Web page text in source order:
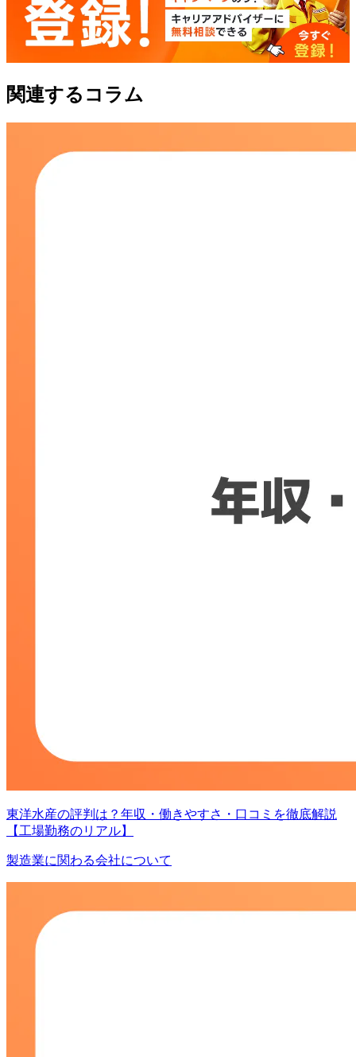
関連するコラム
東洋水産の評判は？年収・働きやすさ・口コミを徹底解説
【工場勤務のリアル】
製造業に関わる会社について